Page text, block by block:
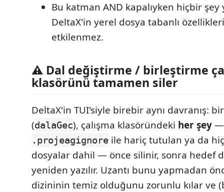
Bu katman AND kapalıyken hiçbir
DeltaX'in yerel dosya tabanlı
etkilenmez.
⚠️ Dal değiştirme / birleştirme
klasörünü tamamen siler
DeltaX'in TUI'siyle birebir aynı davranış:
(dalaGec), çalışma klasöründeki her şey—
.projeagignore ile hariç tutulan ya da
dosyalar dahil — önce silinir, sonra hedef
yeniden yazılır. Uzantı bunu yapmadan
dizininin temiz olduğunu zorunlu kılar ve